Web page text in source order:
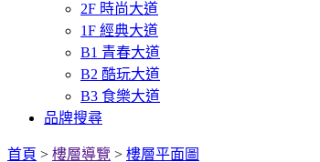
2F 時尚大道
1F 經典大道
B1 青春大道
B2 酷玩大道
B3 食樂大道
品牌搜尋
首頁 > 樓層導覽 > 樓層平面圖